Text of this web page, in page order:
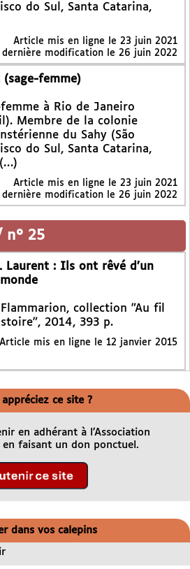
do Sul, Santa Catarina,
Article mis en ligne le 23 juin 2021
dernière modification le 26 juin 2022
(sage-femme)
femme à Rio de Janeiro
Membre de la colonie
du Sahy (São
do Sul, Santa Catarina,
Article mis en ligne le 23 juin 2021
dernière modification le 26 juin 2022
n° 25
Laurent : Ils ont rêvé d’un
Flammarion, collection "Au fil
2014, 393 p.
Article mis en ligne le 12 janvier 2015
appréciez ce site ?
en adhérant à l’Association
en faisant un don ponctuel.
dans vos calepins